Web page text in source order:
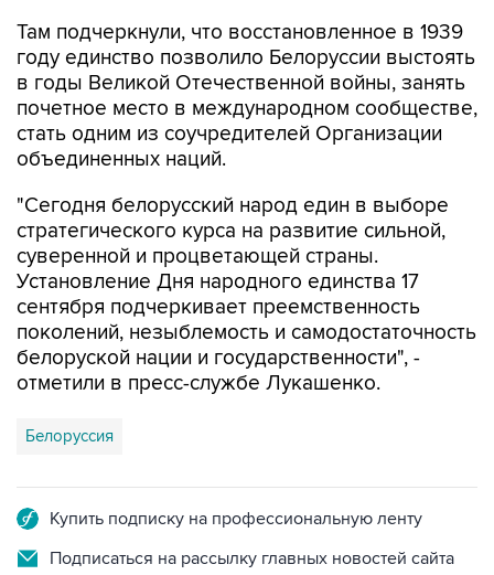
Там подчеркнули, что восстановленное в 1939
году единство позволило Белоруссии выстоять
в годы Великой Отечественной войны, занять
почетное место в международном сообществе,
стать одним из соучредителей Организации
объединенных наций.
"Сегодня белорусский народ един в выборе
стратегического курса на развитие сильной,
суверенной и процветающей страны.
Установление Дня народного единства 17
сентября подчеркивает преемственность
поколений, незыблемость и самодостаточность
белоруской нации и государственности", -
отметили в пресс-службе Лукашенко.
Белоруссия
Купить подписку на профессиональную ленту
Подписаться на рассылку главных новостей сайта